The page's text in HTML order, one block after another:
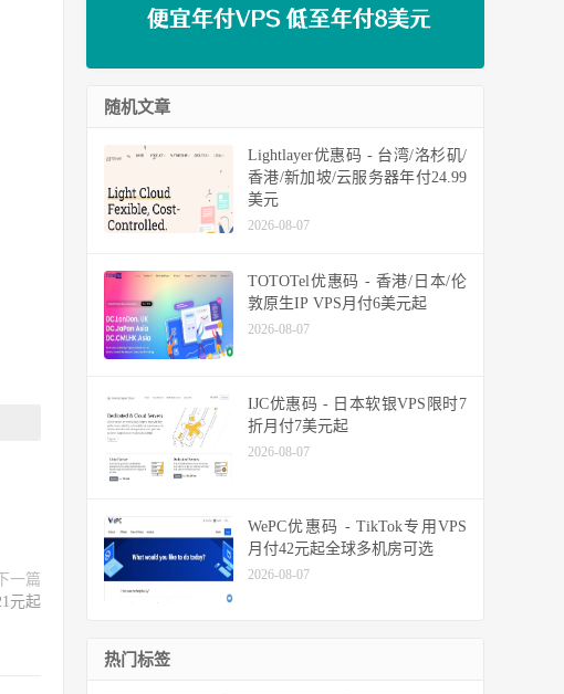
下一篇
元起
随机文章
Lightlayer优惠码 - 台湾/洛杉矶/
香港/新加坡/云服务器年付24.99
美元
2026-08-07
TOTOTel优惠码 - 香港/日本/伦
敦原生IP VPS月付6美元起
2026-08-07
IJC优惠码 - 日本软银VPS限时7
折月付7美元起
2026-08-07
WePC优惠码 - TikTok专用VPS
月付42元起全球多机房可选
2026-08-07
热门标签